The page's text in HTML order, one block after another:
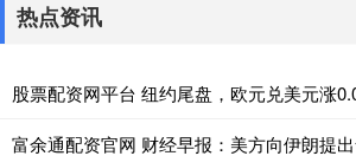
热点资讯
股票配资网平台 纽约尾盘，欧元兑美元涨
富余通配资官网 财经早报：美方向伊朗提出